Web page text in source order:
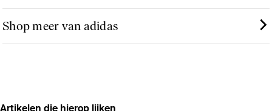
Shop meer van adidas
Artikelen die hierop lijken